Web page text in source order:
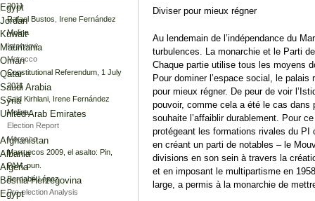
Diviser pour mieux régner
Au lendemain de l’indépendance du
turbulences. La monarchie et le Parti
Chaque partie utilise tous les moyens
Pour dominer l’espace social, le
pour mieux régner. De peur de voir
pouvoir, comme cela a été le cas dans
souhaite l’affaiblir durablement. Pour
protégeant les formations rivales du PI
en créant un parti de notables – le
divisions en son sein à travers la
et en imposant le multipartisme en
large, a permis à la monarchie de
Egypt
Jordan
Kuwait
Mauritania
Omán
Qatar
Saudi Arabia
Syria
United Arab Emirates
Afghanistan
Albania
Algeria
Bosnia-Herzegovina
Egypt
2011
Rafael Bustos
Irene Fernández
Molina
Interview
Morocco
Constitutional Referendum, 1 July
2011
Said Kirhlani
Irene Fernández
Molina
Election Report
Morocco
Marruecos 2009, el asalto: Pin,
PAM, pun.
Bernabé López
Pre-election Analysis